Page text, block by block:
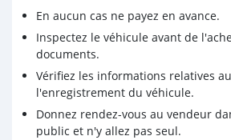
En aucun cas ne payez en avance.
Inspectez le véhicule avant de
documents.
Vérifiez les informations relatives
l'enregistrement du véhicule.
Donnez rendez-vous au vendeur
public et n'y allez pas seul.